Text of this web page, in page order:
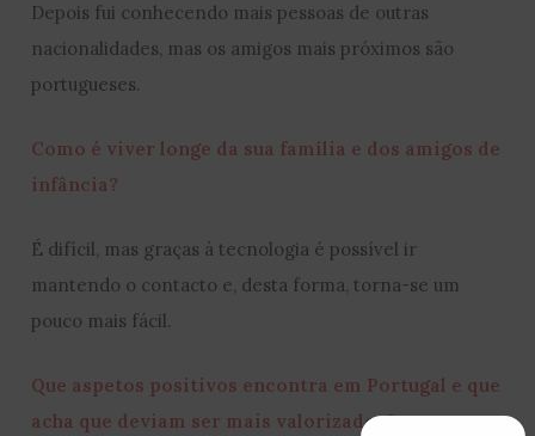
Depois fui conhecendo mais pessoas de outras
nacionalidades, mas os amigos mais próximos são
portugueses.
Como é viver longe da sua família e dos amigos de
infância?
É difícil, mas graças à tecnologia é possível ir
mantendo o contacto e, desta forma, torna-se um
pouco mais fácil.
Que aspetos positivos encontra em Portugal e que
acha que deviam ser mais valorizados?